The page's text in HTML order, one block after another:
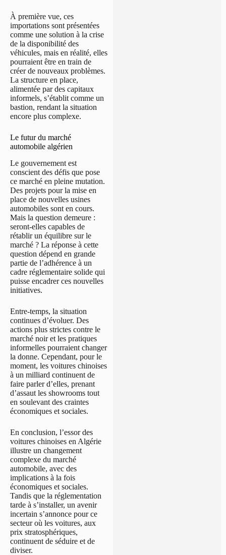
À première vue, ces
importations sont présentées
comme une solution à la crise
de la disponibilité des
véhicules, mais en réalité, elles
pourraient être en train de
créer de nouveaux problèmes.
La structure en place,
alimentée par des capitaux
informels, s’établit comme un
bastion, rendant la situation
encore plus complexe.
Le futur du marché
automobile algérien
Le gouvernement est
conscient des défis que pose
ce marché en pleine mutation.
Des projets pour la mise en
place de nouvelles usines
automobiles sont en cours.
Mais la question demeure :
seront-elles capables de
rétablir un équilibre sur le
marché ? La réponse à cette
question dépend en grande
partie de l’adhérence à un
cadre réglementaire solide qui
puisse encadrer ces nouvelles
initiatives.
Entre-temps, la situation
continues d’évoluer. Des
actions plus strictes contre le
marché noir et les pratiques
informelles pourraient changer
la donne. Cependant, pour le
moment, les voitures chinoises
à un milliard continuent de
faire parler d’elles, prenant
d’assaut les showrooms tout
en soulevant des craintes
économiques et sociales.
En conclusion, l’essor des
voitures chinoises en Algérie
illustre un changement
complexe du marché
automobile, avec des
implications à la fois
économiques et sociales.
Tandis que la réglementation
tarde à s’installer, un avenir
incertain s’annonce pour ce
secteur où les voitures, aux
prix stratosphériques,
continuent de séduire et de
diviser.